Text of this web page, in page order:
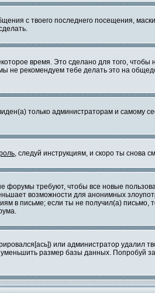
с твоего последнего посещения,
время. Это сделано для того, чтобы
не рекомендуем тебе делать это на
только администраторам и самому
, следуй инструкциям, и скоро ты снова
форумы требуют, чтобы все новые
возможности для анонимных
в письме; если ты не получил(а) письмо,
или администратор удалил
размер базы данных. Попробуй